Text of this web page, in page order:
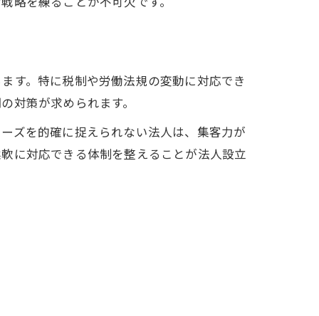
す。特に税制や労働法規の変動に対応でき
対策が求められます。
ズを的確に捉えられない法人は、集客力が
に対応できる体制を整えることが法人設立